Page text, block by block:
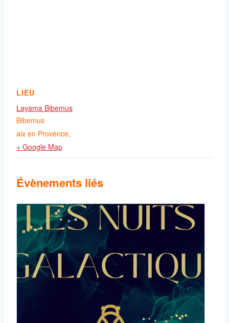
LIEU
Layama Bibemus
Bibemus
aix en Provence,
+ Google Map
Évènements liés